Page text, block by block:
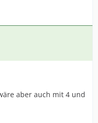
aber auch mit 4 und